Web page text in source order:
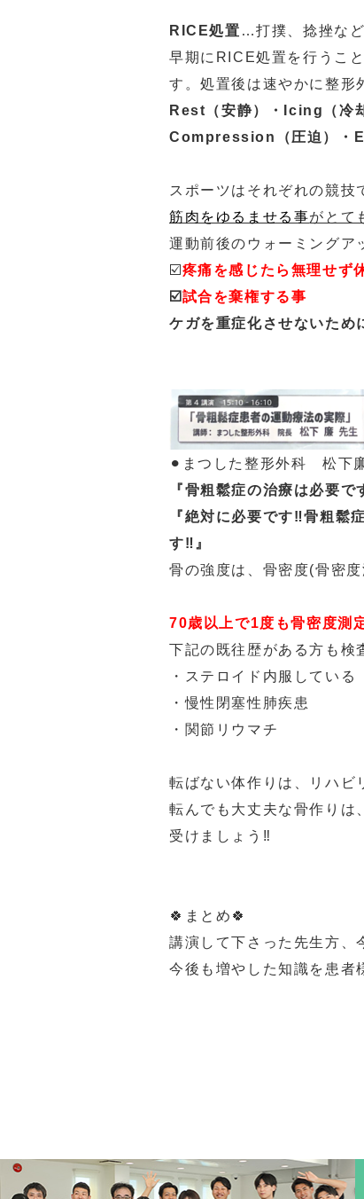
RICE処置 …打撲、捻挫な
早期に RICE処置を行うこ
す。処置後は速やかに整形
Rest （安静）・ Icing
（冷
Compression
（圧迫）・
スポーツはそれぞれの競
筋肉をゆるませる事がとて
運動前後のウォーミングア
☑️疼痛を感じたら無理せず
☑️試合を棄権する事
ケガを重症化させないため
⚫︎ まつした整形外科 松下
『骨粗鬆症の治療は必要で
『絶対に必要です‼︎骨粗鬆
す‼︎ 』
骨の強度は、骨密度(骨密
70歳以上で1度も骨密度測
下記の既往歴がある方も検
・ステロイド内服してい
・慢性閉塞性肺疾患
・関節リウマチ
転ばない体作りは、リハビ
転んでも大丈夫な骨作りは
受けましょう‼️
🍀まとめ🍀
講演して下さった先生方、
今後も増やした知識を患者